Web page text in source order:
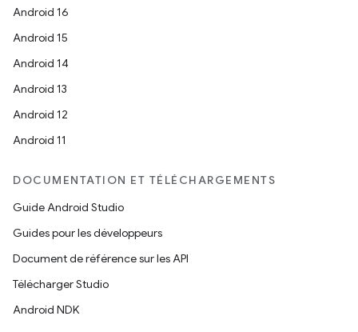
Android 16
Android 15
Android 14
Android 13
Android 12
Android 11
DOCUMENTATION ET TÉLÉCHARGEMENTS
Guide Android Studio
Guides pour les développeurs
Document de référence sur les API
Télécharger Studio
Android NDK